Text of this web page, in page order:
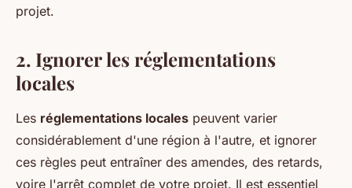
projet.
2. Ignorer les réglementations
locales
Les réglementations locales peuvent varier
considérablement d'une région à l'autre, et ignorer
ces règles peut entraîner des amendes, des retards,
voire l'arrêt complet de votre projet. Il est essentiel